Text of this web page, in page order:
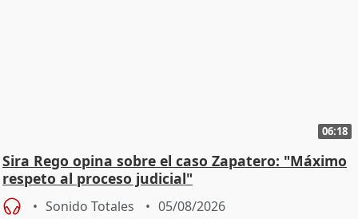
06:18
Sira Rego opina sobre el caso Zapatero: "Máximo
respeto al proceso judicial"
Sonido Totales 05/08/2026